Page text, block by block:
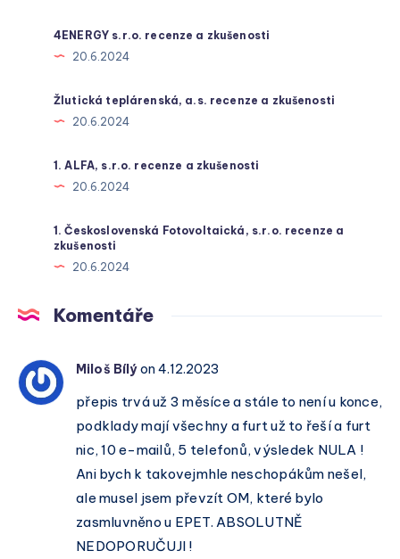
4ENERGY s.r.o. recenze a zkušenosti
20.6.2024
Žlutická teplárenská, a.s. recenze a zkušenosti
20.6.2024
1. ALFA, s.r.o. recenze a zkušenosti
20.6.2024
1. Československá Fotovoltaická, s.r.o. recenze a
zkušenosti
20.6.2024
Komentáře
Miloš Bílýon 4.12.2023
přepis trvá už 3 měsíce a stále to není u konce,
podklady mají všechny a furt už to řeší a furt
nic, 10 e-mailů, 5 telefonů, výsledek NULA !
Ani bych k takovejmhle neschopákům nešel,
ale musel jsem převzít OM, které bylo
zasmluvněno u EPET. ABSOLUTNĚ
NEDOPORUČUJI !